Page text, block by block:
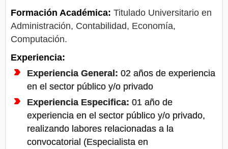
Formación Académica: Titulado Universitario en
Administración, Contabilidad, Economía,
Computación.
Experiencia:
Experiencia General: 02 años de experiencia
en el sector público y/o privado
Experiencia Especifica: 01 año de
experiencia en el sector público y/o privado,
realizando labores relacionadas a la
convocatorial (Especialista en